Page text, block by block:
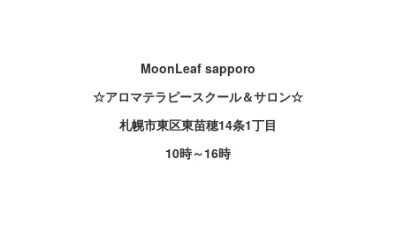
MoonLeaf sapporo
☆アロマテラピースクール＆サロン☆
札幌市東区東苗穂14条1丁目
10時～16時